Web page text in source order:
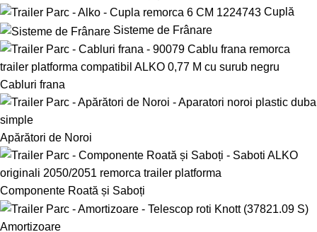
Cuplă
Sisteme de Frânare
Cabluri frana
Apărători de Noroi
Componente Roată și Saboți
Amortizoare